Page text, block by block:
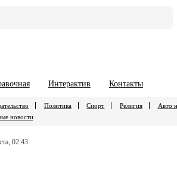
Интерактив Контакты
Политика Спорт Религия
Авто
новости
02:43